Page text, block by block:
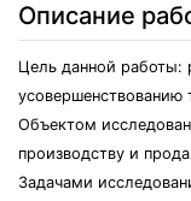
Описание
Цель данной работы:
усовершенствованию
Объектом
производству и
Задачами